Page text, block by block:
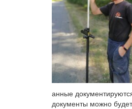
анные
документы можно